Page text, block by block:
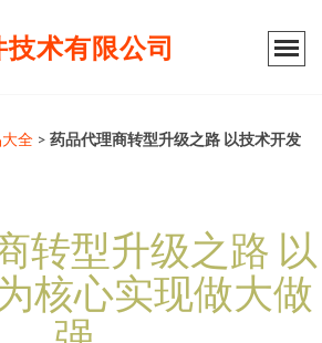
术有限公司
全 > 药品代理商转型升级之路 以技术开发
转型升级之路 以
核心实现做大做